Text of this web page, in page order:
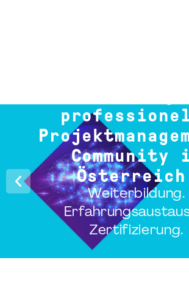
Community
Weiterbildung.
Zertifizierung.